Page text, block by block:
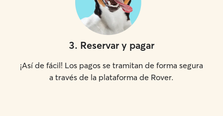
3. Reservar y pagar
¡Así de fácil! Los pagos se tramitan de forma segura
a través de la plataforma de Rover.